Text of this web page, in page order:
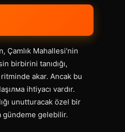
Çamlık Mahallesi'nin
birbirini tanıdığı,
ritminde akar. Ancak bu
ihtiyacı vardır.
unutturacak özel bir
gündeme gelebilir.